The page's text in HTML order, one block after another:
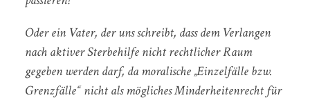
Oder ein Vater, der uns schreibt, dass dem Verlangen
nach aktiver Sterbehilfe nicht rechtlicher Raum
gegeben werden darf, da moralische „Einzelfälle bzw.
Grenzfälle“ nicht als mögliches Minderheitenrecht für